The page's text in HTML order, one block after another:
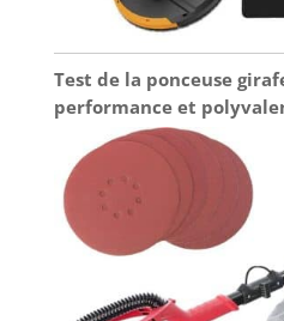
Test de la ponceuse
performance et